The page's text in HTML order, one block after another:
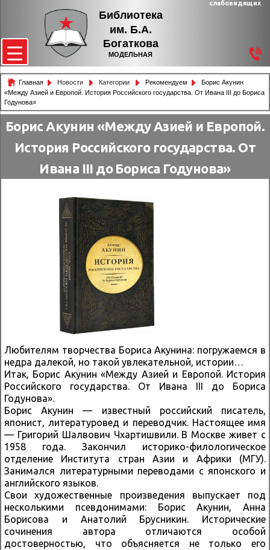
Библиотека
им. Б.А.
Богаткова
МОДЕЛЬНАЯ
слабовидящих
Главная Новости Категории Рекомендуем
Борис Акунин
«Между Азией и Европой. История Российского государства. От Ивана III до Бориса
Годунова»
Борис Акунин «Между Азией и Европой.
История Российского государства. От
Ивана III до Бориса Годунова»
Любителям творчества Бориса Акунина: погружаемся в
недра далекой, но такой увлекательной, истории…
Итак, Борис Акунин «Между Азией и Европой. История
Российского государства. От Ивана III до Бориса
Годунова».
Борис Акунин — известный российский писатель,
японист, литературовед и переводчик. Настоящее имя
— Григорий Шалвович Чхартишвили. В Москве живет с
1958 года. Закончил историко-филологическое
отделение Института стран Азии и Африки (МГУ).
Занимался литературными переводами с японского и
английского языков.
Свои художественные произведения выпускает под
несколькими псевдонимами: Борис Акунин, Анна
Борисова и Анатолий Брусникин. Исторические
сочинения автора отличаются особой
достоверностью, что объясняется не только его